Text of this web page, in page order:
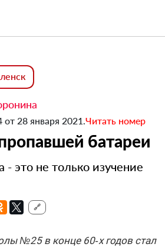
28 января 2021.Читать номер
батареи
- это не только изучение
🔗
№25 в конце 60‑х годов стал